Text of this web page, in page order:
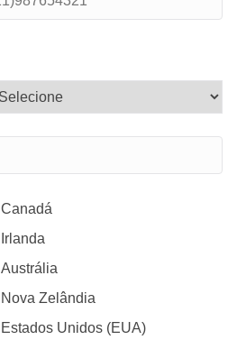
Canadá
Irlanda
Austrália
Nova Zelândia
Estados Unidos (EUA)